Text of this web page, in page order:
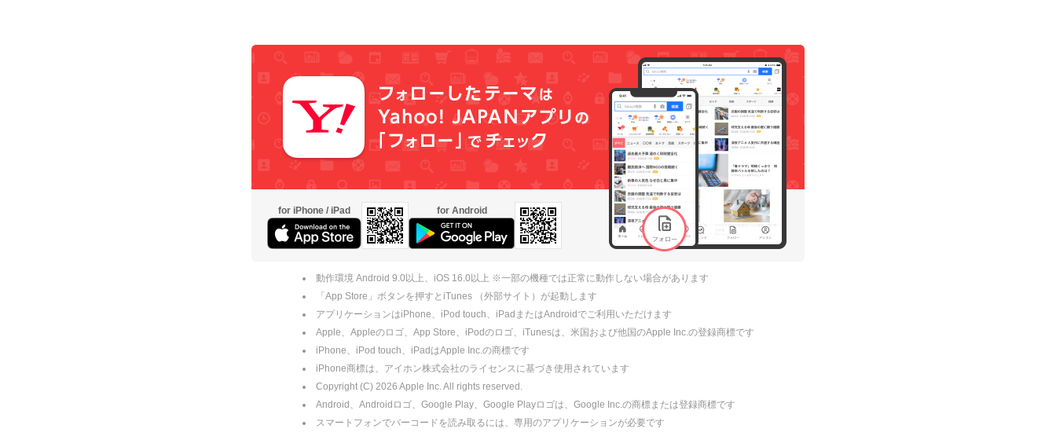
for iPhone / iPad for Android
動作環境 Android 9.0以上、iOS 16.0以上 ※一部の機種では正常に動作しない場合があります
「App Store」ボタンを押すとiTunes （外部サイト）が起動します
アプリケーションはiPhone、iPod touch、iPadまたはAndroidでご利用いただけます
Apple、Appleのロゴ、App Store、iPodのロゴ、iTunesは、米国および他国のApple Inc.の登録商標です
iPhone、iPod touch、iPadはApple Inc.の商標です
iPhone商標は、アイホン株式会社のライセンスに基づき使用されています
Copyright (C) 2026 Apple Inc. All rights reserved.
Android、Androidロゴ、Google Play、Google Playロゴは、Google Inc.の商標または登録商標です
スマートフォンでバーコードを読み取るには、専用のアプリケーションが必要です